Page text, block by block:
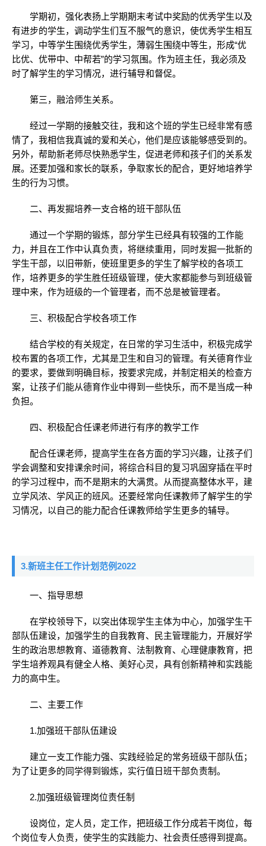
学期初，强化表扬上学期期末考试中奖励的优秀学生以及
有进步的学生，调动学生们互不服气的意识，使优秀学生相互
学习，中等学生围绕优秀学生，薄弱生围绕中等生，形成“优
比优、优带中、中帮若”的学习氛围。作为班主任，我必须及
时了解学生的学习情况，进行辅导和督促。
第三，融洽师生关系。
经过一学期的接触交往，我和这个班的学生已经非常有感
情了，我相信我真诚的爱和关心，他们是应该能够感受到的。
另外，帮助新老师尽快熟悉学生，促进老师和孩子们的关系发
展。还要加强和家长的联系，争取家长的配合，更好地培养学
生的行为习惯。
二、再发掘培养一支合格的班干部队伍
通过一个学期的锻炼，部分学生已经具有较强的工作能
力，并且在工作中认真负责，将继续重用，同时发掘一批新的
学生干部，以旧带新，使班里更多的学生了解学校的各项工
作，培养更多的学生胜任班级管理，使大家都能参与到班级管
理中来，作为班级的一个管理者，而不总是被管理者。
三、积极配合学校各项工作
结合学校的有关规定，在日常的学习生活中，积极完成学
校布置的各项工作，尤其是卫生和自习的管理。有关德育作业
的要求，要做到明确目标，按要求完成，并制定相关的检查方
案，让孩子们能从德育作业中得到一些快乐，而不是当成一种
负担。
四、积极配合任课老师进行有序的教学工作
配合任课老师，提高学生在各方面的学习兴趣，让孩子们
学会调整和安排课余时间，将综合科目的复习巩固穿插在平时
的学习过程中，而不是期末的大满贯。从而提高整体水平，建
立学风浓、学风正的班风。还要经常向任课教师了解学生的学
习情况，以自己的能力配合任课教师给学生更多的辅导。
3.新班主任工作计划范例2022
一、指导思想
在学校领导下，以突出体现学生主体为中心，加强学生干
部队伍建设，加强学生的自我教育、民主管理能力，开展好学
生的政治思想教育、道德教育、法制教育、心理健康教育，把
学生培养观具有健全人格、美好心灵，具有创新精神和实践能
力的高中生。
二、主要工作
1.加强班干部队伍建设
建立一支工作能力强、实践经验足的常务班级干部队伍；
为了让更多的同学得到锻炼，实行值日班干部负责制。
2.加强班级管理岗位责任制
设岗位，定人员，定工作，把班级工作分成若干岗位，每
个岗位专人负责，使学生的实践能力、社会责任感得到提高。